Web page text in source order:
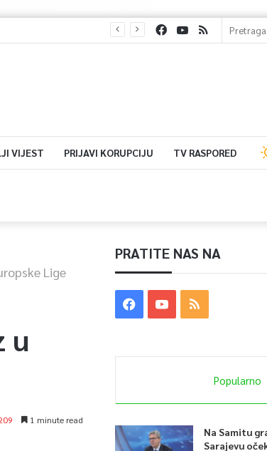
VIJEST PRIJAVI KORUPCIJU TV RASPORED
Lige
u
1 minute read
PRATITE NAS NA
Popularno
Na Samitu
Sarajevu